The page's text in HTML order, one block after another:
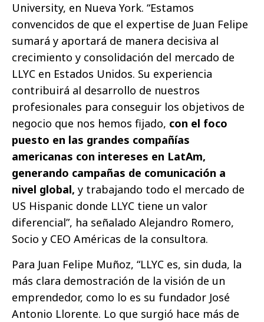
University, en Nueva York. “Estamos
convencidos de que el expertise de Juan Felipe
sumará y aportará de manera decisiva al
crecimiento y consolidación del mercado de
LLYC en Estados Unidos. Su experiencia
contribuirá al desarrollo de nuestros
profesionales para conseguir los objetivos de
negocio que nos hemos fijado, con el foco
puesto en las grandes compañías
americanas con intereses en LatAm,
generando campañas de comunicación a
nivel global, y trabajando todo el mercado de
US Hispanic donde LLYC tiene un valor
diferencial”, ha señalado Alejandro Romero,
Socio y CEO Américas de la consultora.
Para Juan Felipe Muñoz, “LLYC es, sin duda, la
más clara demostración de la visión de un
emprendedor, como lo es su fundador José
Antonio Llorente. Lo que surgió hace más de